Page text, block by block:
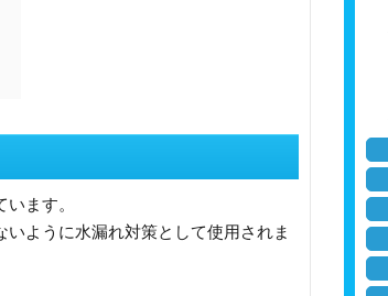
ます。
ように水漏れ対策として使用されま